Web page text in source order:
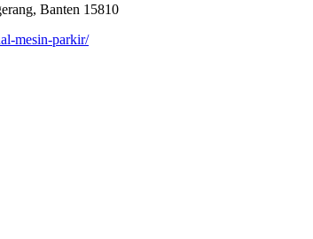
Banten 15810
mesin-parkir/